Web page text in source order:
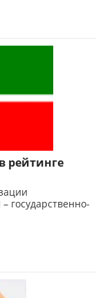
рейтинге
государственно-